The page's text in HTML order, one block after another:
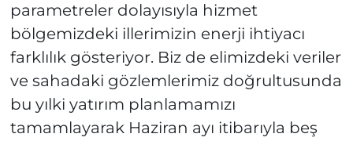
parametreler dolayısıyla hizmet
bölgemizdeki illerimizin enerji ihtiyacı
farklılık gösteriyor. Biz de elimizdeki veriler
ve sahadaki gözlemlerimiz doğrultusunda
bu yılki yatırım planlamamızı
tamamlayarak Haziran ayı itibarıyla beş